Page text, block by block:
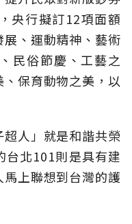
央行擬訂12項面額
、運動精神、藝術
民俗節慶、工藝之
保育動物之美，以
人」就是和諧共榮
台北101則是具有建
上聯想到台灣的護